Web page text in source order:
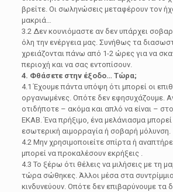
βρείτε. Οι σωληνώσεις μεταφέρουν τον
μακριά…
3.2 Δεν κουνιόμαστε αν δεν υπάρχει
όλη την ενέργεια μας. Συνήθως τα
χρειάζονται πάνω από 1-2 ώρες για να
περιοχή και να σας εντοπίσουν.
4. Φθάσετε στην έξοδο… Τώρα;
4.1 Έχουμε πάντα υπόψη ότι μπορεί οι
οργανωμένες. Οπότε δεν εφησυχάζουμε.
οτιδήποτε – ακόμα και απλό να είναι –
ΕΚΑΒ. Ένα πρήξιμο, ένα μελάνιασμα μπορεί
εσωτερική αιμορραγία ή σοβαρή μόλυνση.
4.2 Μην χρησιμοποιείτε σπίρτα ή
μπορεί να προκαλέσουν εκρήξεις .
4.3 Το ξέρω ότι θέλεις να μιλήσεις με τη
τώρα σώθηκες. Άλλοι μέσα στα
κινδυνεύουν. Οπότε δεν επιβαρύνουμε τα